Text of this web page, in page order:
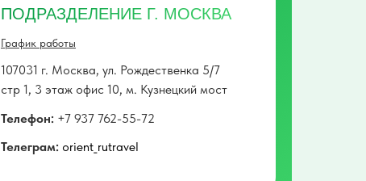
107031 г. Москва, ул. Рождественка 5/7
стр 1, 3 этаж офис 10, м. Кузнецкий мост
График работы
ПОДРАЗДЕЛЕНИЕ Г. МОСКВА
Телефон: +7 937 762-55-72
Телеграм: orient_rutravel